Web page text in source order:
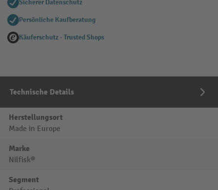
Sicherer Datenschutz
Persönliche Kaufberatung
Käuferschutz - Trusted Shops
Technische Details
Herstellungsort
Made in Europe
Marke
Nilfisk®
Segment